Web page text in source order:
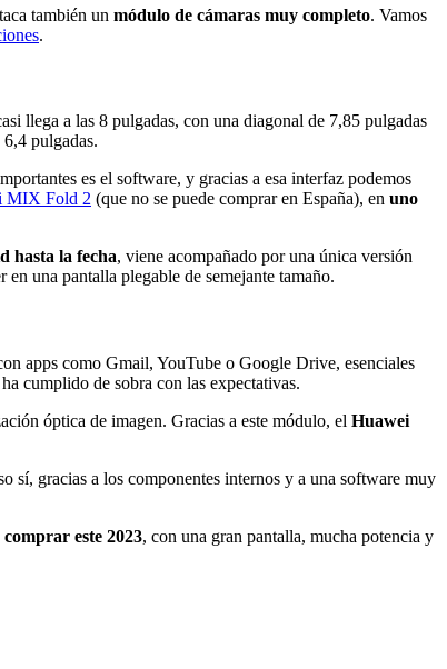
también un módulo de cámaras muy completo. Vamos
.
llega a las 8 pulgadas, con una diagonal de 7,85 pulgadas
pulgadas.
es el software, y gracias a esa interfaz podemos
MIX Fold 2 (que no se puede comprar en España), en uno
hasta la fecha, viene acompañado por una única versión
una pantalla plegable de semejante tamaño.
apps como Gmail, YouTube o Google Drive, esenciales
cumplido de sobra con las expectativas.
óptica de imagen. Gracias a este módulo, el Huawei
sí, gracias a los componentes internos y a una software muy
este 2023, con una gran pantalla, mucha potencia y